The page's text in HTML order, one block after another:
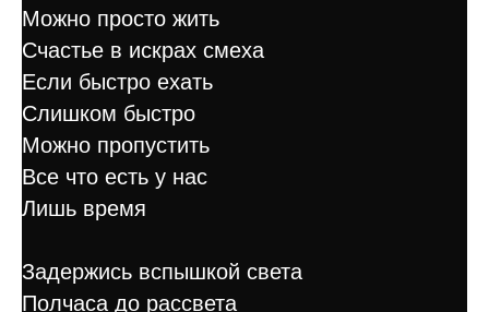
Можно просто жить
Счастье в искрах смеха
Если быстро ехать
Слишком быстро
Можно пропустить
Все что есть у нас
Лишь время
Задержись вспышкой света
Полчаса до рассвета